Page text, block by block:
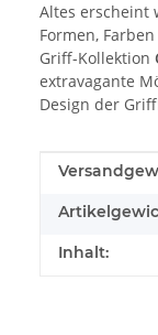
Altes erscheint
Formen,
Griff-Kollektion
extravagante
Design der
Wert
Inhalt: